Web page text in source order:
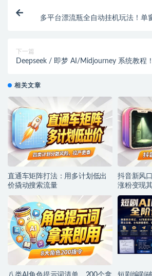
多平台漂流瓶全自动挂机玩法！单
下一篇
Deepseek / 即梦 AI/Midjourney 系统教程
相关文章
直通车矩阵打法：用多计划低出
价撬动搜索流量
抖音新风
涨粉变现